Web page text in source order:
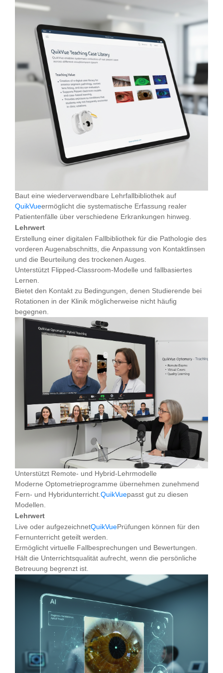
Baut eine wiederverwendbare Lehrfallbibliothek auf
QuikVueermöglicht die systematische Erfassung realer
Patientenfälle über verschiedene Erkrankungen hinweg.
Lehrwert
Erstellung einer digitalen Fallbibliothek für die Pathologie des
vorderen Augenabschnitts, die Anpassung von Kontaktlinsen
und die Beurteilung des trockenen Auges.
Unterstützt Flipped-Classroom-Modelle und fallbasiertes
Lernen.
Bietet den Kontakt zu Bedingungen, denen Studierende bei
Rotationen in der Klinik möglicherweise nicht häufig
begegnen.
Unterstützt Remote- und Hybrid-Lehrmodelle
Moderne Optometrieprogramme übernehmen zunehmend
Fern- und Hybridunterricht. QuikVuepasst gut zu diesen
Modellen.
Lehrwert
Live oder aufgezeichnetQuikVuePrüfungen können für den
Fernunterricht geteilt werden.
Ermöglicht virtuelle Fallbesprechungen und Bewertungen.
Hält die Unterrichtsqualität aufrecht, wenn die persönliche
Betreuung begrenzt ist.